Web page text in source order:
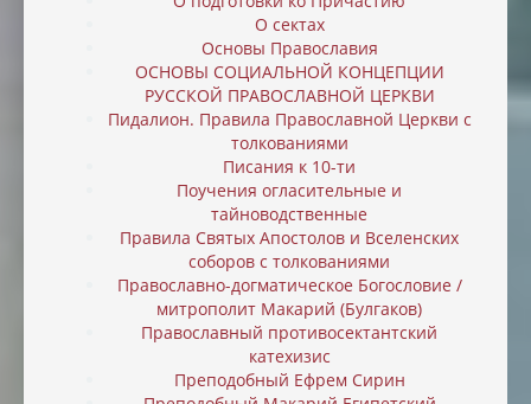
О сектах
Основы Православия
ОСНОВЫ СОЦИАЛЬНОЙ КОНЦЕПЦИИ
РУССКОЙ ПРАВОСЛАВНОЙ ЦЕРКВИ
Пидалион. Правила Православной Церкви с
толкованиями
Писания к 10-ти
Поучения огласительные и
тайноводственные
Правила Святых Апостолов и Вселенских
соборов с толкованиями
Православно-догматическое Богословие /
митрополит Макарий (Булгаков)
Православный противосектантский
катехизис
Преподобный Ефрем Сирин